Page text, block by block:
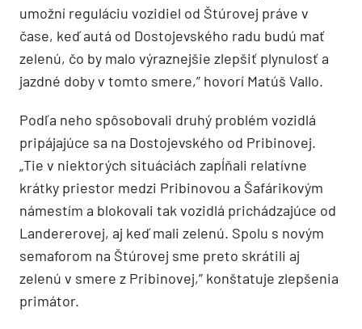
umožní reguláciu vozidiel od Štúrovej práve v
čase, keď autá od Dostojevského radu budú mať
zelenú, čo by malo výraznejšie zlepšiť plynulosť a
jazdné doby v tomto smere,” hovorí Matúš Vallo.
Podľa neho spôsobovali druhý problém vozidlá
pripájajúce sa na Dostojevského od Pribinovej.
„Tie v niektorých situáciách zapĺňali relatívne
krátky priestor medzi Pribinovou a Šafárikovým
námestím a blokovali tak vozidlá prichádzajúce od
Landererovej, aj keď mali zelenú. Spolu s novým
semaforom na Štúrovej sme preto skrátili aj
zelenú v smere z Pribinovej,” konštatuje zlepšenia
primátor.